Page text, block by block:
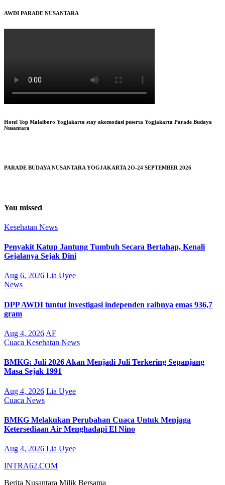
AWDI PARADE NUSANTARA
Hotel Top Malaiboro Yogjakarta stay akomodasi peserta Yogjakarta Parade Budaya
Nusantara
PARADE BUDAYA NUSANTARA YOGJAKARTA 2O-24 SEPTEMBER 2026
You missed
Kesehatan News
Penyakit Katup Jantung Tumbuh Secara Bertahap, Kenali
Gejalanya Sejak Dini
Aug 6, 2026 Lia Uyee
News
DPP AWDI tuntut investigasi independen raibnya emas 936,7
gram
Aug 4, 2026 AF
Cuaca Kesehatan News
BMKG: Juli 2026 Akan Menjadi Juli Terkering Sepanjang
Masa Sejak 1991
Aug 4, 2026 Lia Uyee
Cuaca News
BMKG Melakukan Perubahan Cuaca Untuk Menjaga
Ketersediaan Air Menghadapi El Nino
Aug 4, 2026 Lia Uyee
INTRA62.COM
Berita Nusantara Milik Bersama